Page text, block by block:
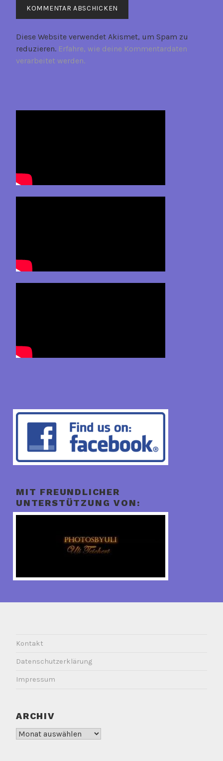
Diese Website verwendet Akismet, um Spam zu
reduzieren. Erfahre, wie deine Kommentardaten
verarbeitet werden.
MIT FREUNDLICHER
UNTERSTÜTZUNG VON:
Kontakt
Datenschutzerklärung
Impressum
ARCHIV
Archiv